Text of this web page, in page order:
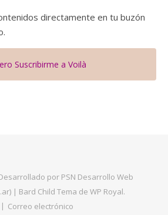
directamente en tu buzón
Suscribirme a Voilà
por PSN Desarrollo Web
| Bard Child Tema de WP Royal.
Correo electrónico